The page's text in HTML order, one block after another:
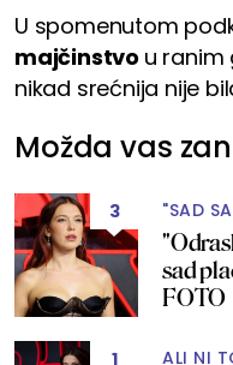
U spomenutom
majčinstvo u ranim
nikad srećnija nije
Možda vas
3 "SAD
sad
FOTO
1 ALI NI